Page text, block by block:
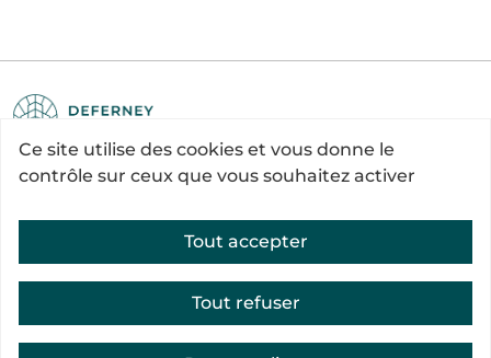
Ce site utilise des cookies et vous donne le
contrôle sur ceux que vous souhaitez activer
Tout accepter
Tout refuser
Siège Social
122 avenue Charles de Gaulle
92200 Neuilly-sur-Seine
Horaires : 9h-12h et 13h-18h
Groupe Stentor 2023
Contact